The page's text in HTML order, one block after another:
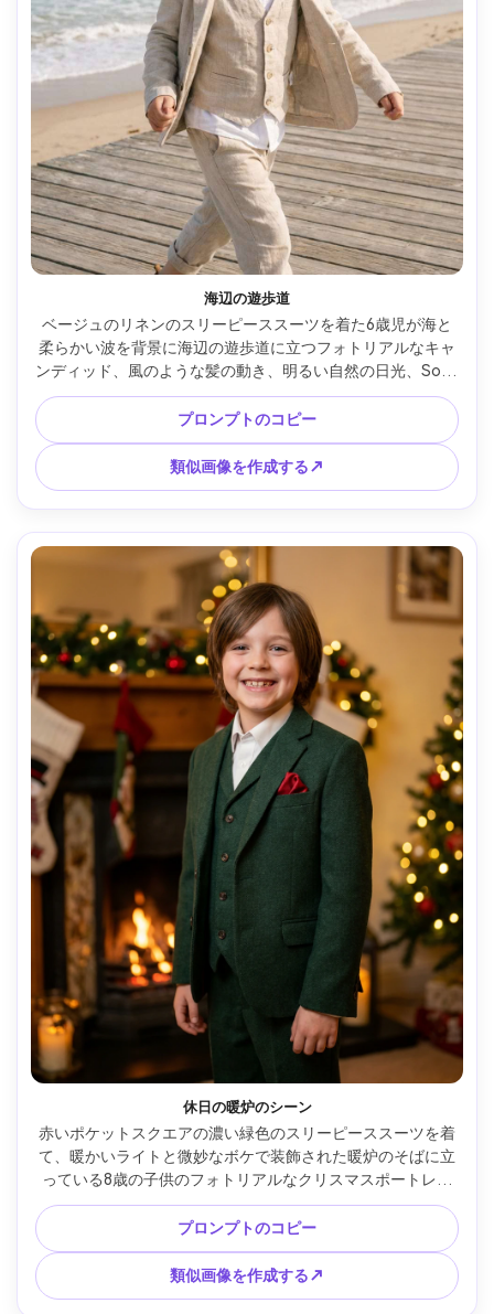
海辺の遊歩道
ベージュのリネンのスリーピーススーツを着た6歳児が海と
柔らかい波を背景に海辺の遊歩道に立つフォトリアルなキャ
ンディッド、風のような髪の動き、明るい自然の日光、Sony
A7C IIで撮影、35mm f/2、全身フレーム、風通しの良い海岸
色グレード、リアルなリネンの質感、楽しい夏の雰囲気 --ar
4:5
プロンプトのコピー
類似画像を作成する↗
休日の暖炉のシーン
赤いポケットスクエアの濃い緑色のスリーピーススーツを着
て、暖かいライトと微妙なボケで装飾された暖炉のそばに立
っている8歳の子供のフォトリアルなクリスマスポートレー
ト、居心地の良い室内タングステン照明、Canon EOS R6で
撮影、50mm f/1.4、中額縁、陽気な表情、リアルな生地のデ
ィテール、お祝いの家族写真スタイル --ar 4:5
プロンプトのコピー
類似画像を作成する↗